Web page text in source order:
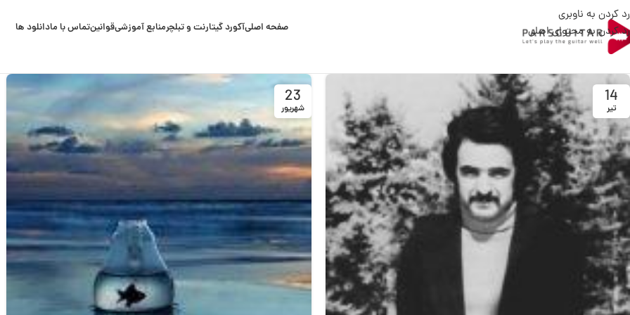
رد کردن به ناوبری
رد کردن به محتوای اصلی
صفحه اصلیآکورد گیتارنت و تبلچرمنابع آموزشیقوانینتماس با مادانلود ها
14
تیر 23
شهریور